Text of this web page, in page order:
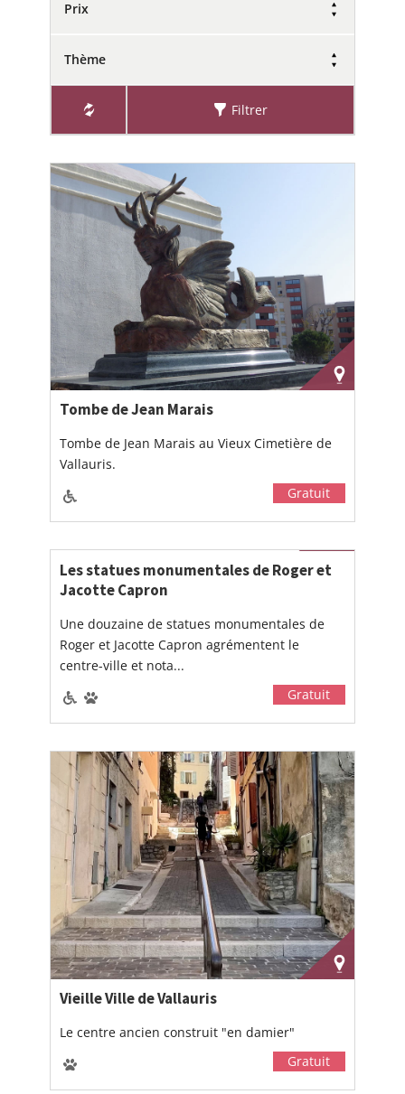
Prix
Thème
Filtrer
Tombe de Jean Marais
Tombe de Jean Marais au Vieux Cimetière de
Vallauris.
Gratuit
Les statues monumentales de Roger et
Jacotte Capron
Une douzaine de statues monumentales de
Roger et Jacotte Capron agrémentent le
centre-ville et nota...
Gratuit
Vieille Ville de Vallauris
Le centre ancien construit "en damier"
Gratuit